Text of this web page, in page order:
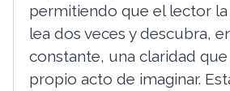
permitiendo que el lector la
lea dos veces y descubra,
constante, una claridad
propio acto de imaginar.